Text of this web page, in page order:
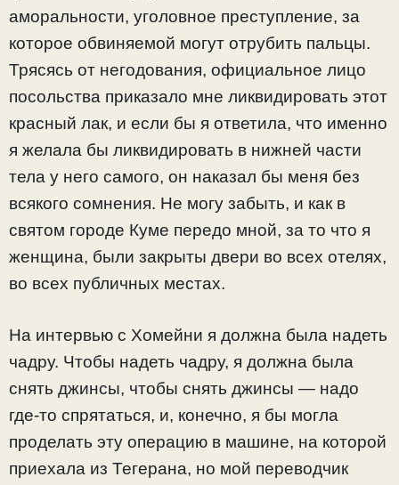
аморальности, уголовное преступление, за
которое обвиняемой могут отрубить пальцы.
Трясясь от негодования, официальное лицо
посольства приказало мне ликвидировать этот
красный лак, и если бы я ответила, что именно
я желала бы ликвидировать в нижней части
тела у него самого, он наказал бы меня без
всякого сомнения. Не могу забыть, и как в
святом городе Кумe передо мной, за то что я
женщина, были закрыты двери во всех отелях,
во всех публичных местах.
На интервью с Хомейни я должна была надеть
чадру. Чтобы надеть чадру, я должна была
снять джинсы, чтобы снять джинсы — надо
где-то спрятаться, и, конечно, я бы могла
проделать эту операцию в машине, на которой
приехала из Тегерана, но мой переводчик